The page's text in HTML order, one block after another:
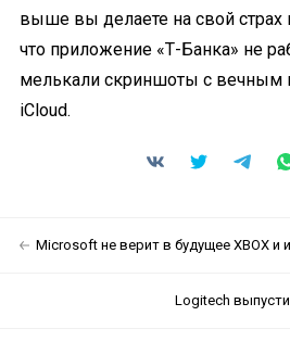
выше вы делаете на свой страх
что приложение «Т-Банка» не
мелькали скриншоты с вечным
iCloud.
Microsoft не верит в будущее XBOX и
Logitech